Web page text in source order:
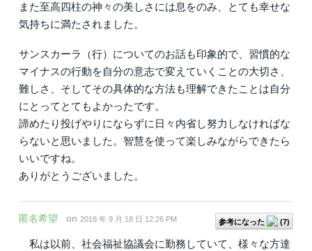
また至高四柱の神々の美しさには息をのみ、とても幸せな
気持ちに満たされました。
サンスカーラ（行）についてのお話も印象的で、習慣的な
マイナスの行動を自分の意志で変えていくことの大切さ、
難しさ、そしてその具体的な方法も理解できたことは自分
にとってとてもよかったです。
諦めたり投げやりにならずに日々内省し努力しなければな
らないと思いました。智慧を使って楽しみながらできたら
いいですね。
ありがとうございました。
参考になった (7)
匿名希望 on 2018 年 9 月 18 日 12:26 PM
私は以前、社会福祉協議会に勤務していて、様々な方達